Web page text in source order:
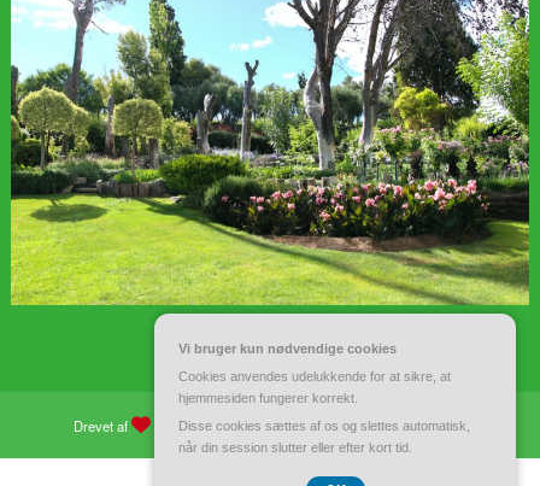
Drevet af WordPress| Tema: Spiko af Spicethemes
Vi bruger kun nødvendige cookies
Cookies anvendes udelukkende for at sikre, at
hjemmesiden fungerer korrekt.
Disse cookies sættes af os og slettes automatisk,
når din session slutter eller efter kort tid.